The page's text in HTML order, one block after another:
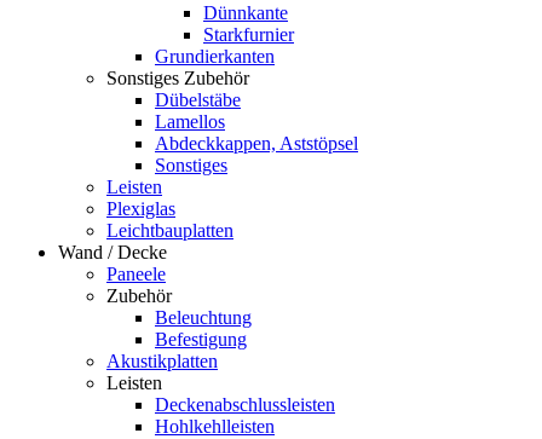
Dünnkante
Starkfurnier
Grundierkanten
Sonstiges Zubehör
Dübelstäbe
Lamellos
Abdeckkappen, Aststöpsel
Sonstiges
Leisten
Plexiglas
Leichtbauplatten
Wand / Decke
Paneele
Zubehör
Beleuchtung
Befestigung
Akustikplatten
Leisten
Deckenabschlussleisten
Hohlkehlleisten